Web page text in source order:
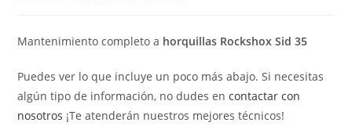
Mantenimiento completo a horquillas Rockshox Sid 35
Puedes ver lo que incluye un poco más abajo. Si necesitas
algún tipo de información, no dudes encontactar con
nosotros ¡Te atenderán nuestros mejores técnicos!